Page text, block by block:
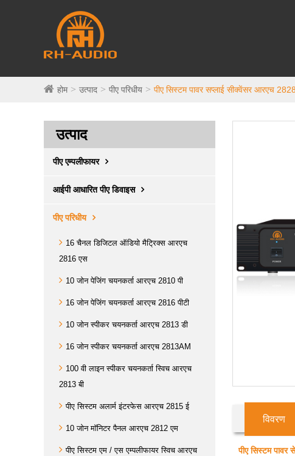
होम उत्पाद पीए परिधीय पीए सिस्टम पावर सप्लाई सीक्वेंसर आरएच
उत्पाद
पीए एम्पलीफायर
आईपी ​​आधारित पीए डिवाइस
पीए परिधीय
16 चैनल डिजिटल ऑडियो मैट्रिक्स आरएच
2816 एस
10 जोन पेजिंग चयनकर्ता आरएच 2810 पी
16 जोन पेजिंग चयनकर्ता आरएच 2816 पीटी
10 जोन स्पीकर चयनकर्ता आरएच 2813 डी
16 जोन स्पीकर चयनकर्ता आरएच 2813AM
100 वी लाइन स्पीकर चयनकर्ता स्विच आरएच
2813 बी
पीए सिस्टम अलार्म इंटरफेस आरएच 2815 ई
10 जोन मॉनिटर पैनल आरएच 2812 एम
पीए सिस्टम एम / एस एम्पलीफायर स्विच आरएच
विवरण
पीए सिस्टम